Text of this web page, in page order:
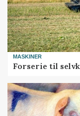
MASKINER
Forserie til